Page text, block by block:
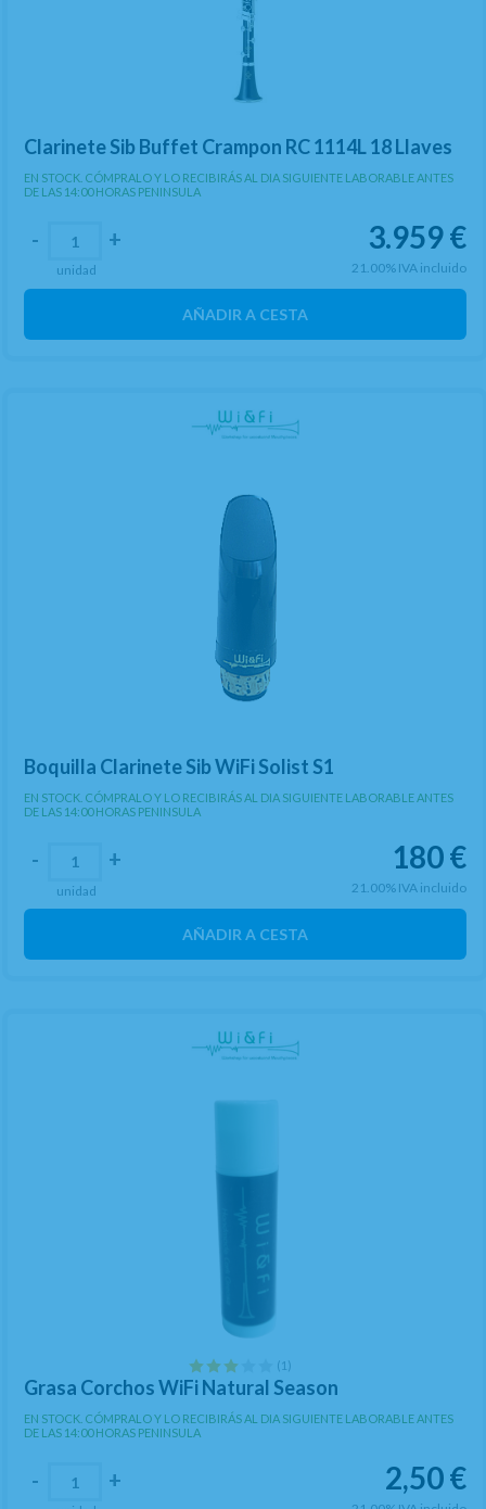
Clarinete Sib Buffet Crampon RC 1114L 18 Llaves
EN STOCK. CÓMPRALO Y LO RECIBIRÁS AL DIA SIGUIENTE LABORABLE ANTES
DE LAS 14:00 HORAS PENINSULA
3.959€
21.00% IVA incluido
- +
unidad
AÑADIR A CESTA
Boquilla Clarinete Sib WiFi Solist S1
EN STOCK. CÓMPRALO Y LO RECIBIRÁS AL DIA SIGUIENTE LABORABLE ANTES
DE LAS 14:00 HORAS PENINSULA
180€
21.00% IVA incluido
- +
unidad
AÑADIR A CESTA
(1)
Grasa Corchos WiFi Natural Season
EN STOCK. CÓMPRALO Y LO RECIBIRÁS AL DIA SIGUIENTE LABORABLE ANTES
DE LAS 14:00 HORAS PENINSULA
2,50€
- +